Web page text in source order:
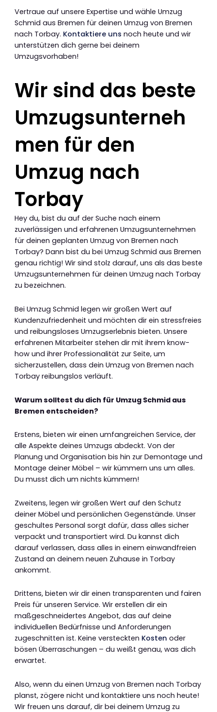
Vertraue auf unsere Expertise und wähle Umzug
Schmid aus Bremen für deinen Umzug von Bremen
nach Torbay. Kontaktiere uns noch heute und wir
unterstützen dich gerne bei deinem
Umzugsvorhaben!
Wir sind das beste
Umzugsunterneh
men für den
Umzug nach
Torbay
Hey du, bist du auf der Suche nach einem
zuverlässigen und erfahrenen Umzugsunternehmen
für deinen geplanten Umzug von Bremen nach
Torbay? Dann bist du bei Umzug Schmid aus Bremen
genau richtig! Wir sind stolz darauf, uns als das beste
Umzugsunternehmen für deinen Umzug nach Torbay
zu bezeichnen.
Bei Umzug Schmid legen wir großen Wert auf
Kundenzufriedenheit und möchten dir ein stressfreies
und reibungsloses Umzugserlebnis bieten. Unsere
erfahrenen Mitarbeiter stehen dir mit ihrem know-
how und ihrer Professionalität zur Seite, um
sicherzustellen, dass dein Umzug von Bremen nach
Torbay reibungslos verläuft.
Warum solltest du dich für Umzug Schmid aus
Bremen entscheiden?
Erstens, bieten wir einen umfangreichen Service, der
alle Aspekte deines Umzugs abdeckt. Von der
Planung und Organisation bis hin zur Demontage und
Montage deiner Möbel – wir kümmern uns um alles.
Du musst dich um nichts kümmern!
Zweitens, legen wir großen Wert auf den Schutz
deiner Möbel und persönlichen Gegenstände. Unser
geschultes Personal sorgt dafür, dass alles sicher
verpackt und transportiert wird. Du kannst dich
darauf verlassen, dass alles in einem einwandfreien
Zustand an deinem neuen Zuhause in Torbay
ankommt.
Drittens, bieten wir dir einen transparenten und fairen
Preis für unseren Service. Wir erstellen dir ein
maßgeschneidertes Angebot, das auf deine
individuellen Bedürfnisse und Anforderungen
zugeschnitten ist. Keine versteckten Kosten oder
bösen Überraschungen – du weißt genau, was dich
erwartet.
Also, wenn du einen Umzug von Bremen nach Torbay
planst, zögere nicht und kontaktiere uns noch heute!
Wir freuen uns darauf, dir bei deinem Umzug zu